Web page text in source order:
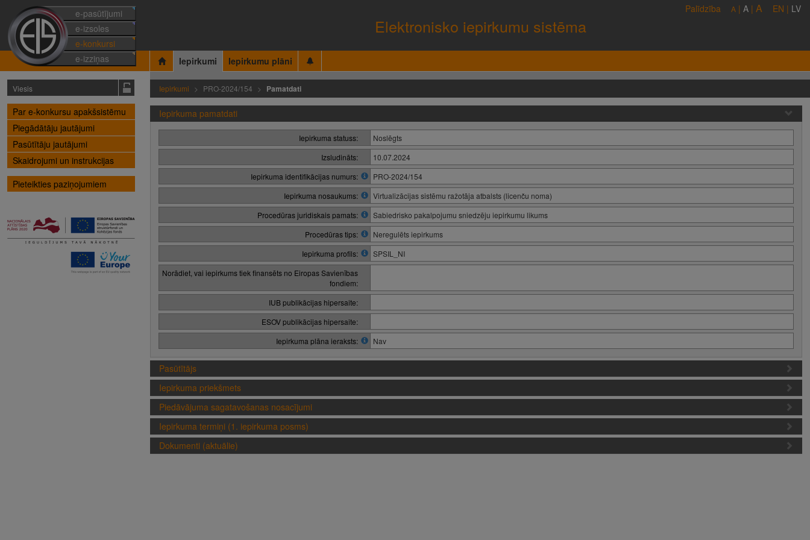
e-pasūtījumi
e-izsoles
e-konkursi
e-izziņas
Elektronisko iepirkumu sistēma
Palīdzība A | A | A EN | LV
Iepirkumi Iepirkumu plāni
Viesis
Par e-konkursu apakšsistēmu
Piegādātāju jautājumi
Pasūtītāju jautājumi
Skaidrojumi un instrukcijas
Pieteikties paziņojumiem
Iepirkumi PRO-2024/154 Pamatdati
Iepirkuma pamatdati
Iepirkuma statuss:
Noslēgts
Izsludināts:
10.07.2024
Iepirkuma identifikācijas numurs:
PRO-2024/154
Iepirkuma nosaukums:
Virtualizācijas sistēmu ražotāja atbalsts (licenču noma)
Procedūras juridiskais pamats:
Sabiedrisko pakalpojumu sniedzēju iepirkumu likums
Procedūras tips:
Neregulēts iepirkums
Iepirkuma profils:
SPSIL_NI
Norādiet, vai iepirkums tiek finansēts no Eiropas Savienības
fondiem:
IUB publikācijas hipersaite:
ESOV publikācijas hipersaite:
Iepirkuma plāna ieraksts:
Nav
Pasūtītājs
Iepirkuma priekšmets
Piedāvājuma sagatavošanas nosacījumi
Iepirkuma termiņi (1. iepirkuma posms)
Dokumenti (aktuālie)